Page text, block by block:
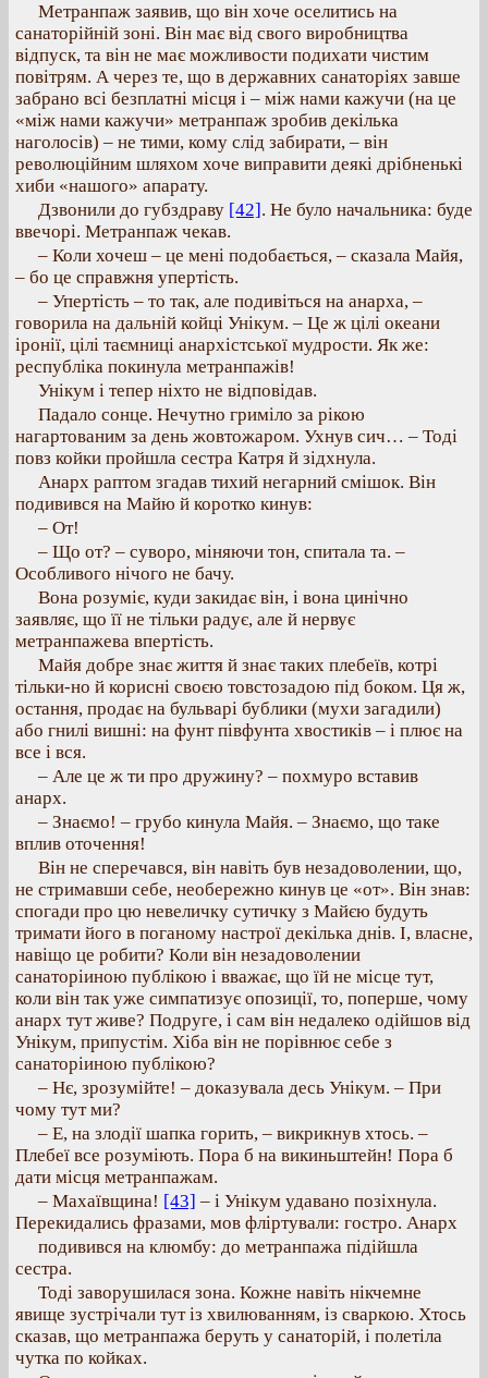
Метранпаж заявив, що він хоче оселитись на
санаторійній зоні. Він має від свого виробництва
відпуск, та він не має можливости подихати чистим
повітрям. А через те, що в державних санаторіях завше
забрано всі безплатні місця і – між нами кажучи (на це
«між нами кажучи» метранпаж зробив декілька
наголосів) – не тими, кому слід забирати, – він
революційним шляхом хоче виправити деякі дрібненькі
хиби «нашого» апарату.
Дзвонили до губздраву [42]. Не було начальника: буде
ввечорі. Метранпаж чекав.
– Коли хочеш – це мені подобається, – сказала Майя,
– бо це справжня упертість.
– Упертість – то так, але подивіться на анарха, –
говорила на дальній койці Унікум. – Це ж цілі океани
іронії, цілі таємниці анархістської мудрости. Як же:
республіка покинула метранпажів!
Унікум і тепер ніхто не відповідав.
Падало сонце. Нечутно гриміло за рікою
нагартованим за день жовтожаром. Ухнув сич… – Тоді
повз койки пройшла сестра Катря й зідхнула.
Анарх раптом згадав тихий негарний смішок. Він
подивився на Майю й коротко кинув:
– От!
– Що от? – суворо, міняючи тон, спитала та. –
Особливого нічого не бачу.
Вона розуміє, куди закидає він, і вона цинічно
заявляє, що її не тільки радує, але й нервує
метранпажева впертість.
Майя добре знає життя й знає таких плебеїв, котрі
тільки-но й корисні своєю товстозадою під боком. Ця ж,
остання, продає на бульварі бублики (мухи загадили)
або гнилі вишні: на фунт півфунта хвостиків – і плює на
все і вся.
– Але це ж ти про дружину? – похмуро вставив
анарх.
– Знаємо! – грубо кинула Майя. – Знаємо, що таке
вплив оточення!
Він не сперечався, він навіть був незадоволении, що,
не стримавши себе, необережно кинув це «от». Він знав:
спогади про цю невеличку сутичку з Майєю будуть
тримати його в поганому настрої декілька днів. І, власне,
навіщо це робити? Коли він незадоволении
санаторіиною публікою і вважає, що їй не місце тут,
коли він так уже симпатизує опозиції, то, поперше, чому
анарх тут живе? Подруге, і сам він недалеко одійшов від
Унікум, припустім. Хіба він не порівнює себе з
санаторіиною публікою?
– Нє, зрозумійте! – доказувала десь Унікум. – При
чому тут ми?
– Е, на злодії шапка горить, – викрикнув хтось. –
Плебеї все розуміють. Пора б на викиньштейн! Пора б
дати місця метранпажам.
– Махаївщина! [43] – і Унікум удавано позіхнула.
Перекидались фразами, мов фліртували: гостро. Анарх
подивився на клюмбу: до метранпажа підійшла
сестра.
Тоді заворушилася зона. Кожне навіть нікчемне
явище зустрічали тут із хвилюванням, із сваркою. Хтось
сказав, що метранпажа беруть у санаторій, і полетіла
чутка по койках.